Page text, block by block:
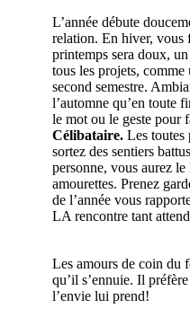
L’année débute
relation. En hiver, vous
printemps sera doux,
tous les projets,
second semestre.
l’automne qu’en toute
le mot ou le geste pour
Célibataire. Les toutes
sortez des sentiers
personne, vous aurez
amourettes. Prenez
de l’année vous
LA rencontre tant
Les amours de coin du
qu’il s’ennuie. Il
l’envie lui prend!